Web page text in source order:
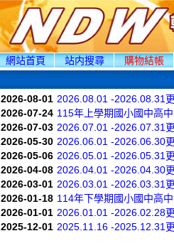
網站首頁 站内搜尋 購物結帳
2026-08-01 2026.08.01 -2026.08.31
2026-07-24 115年上學期國小國中高
2026-07-03 2026.07.01 -2026.07.31
2026-05-30 2026.06.01 -2026.06.30
2026-05-06 2026.05.01 -2026.05.31
2026-04-08 2026.04.01 -2026.04.30
2026-03-01 2026.03.01 -2026.03.31
2026-01-18 114年下學期國小國中高
2026-01-01 2026.01.01 -2026.02.28
2025-12-01 2025.11.16 -2025.12.31